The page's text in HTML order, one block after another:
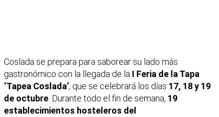
Coslada se prepara para saborear su lado más
gastronómico con la llegada de la I Feria de la Tapa
‘Tapea Coslada’, que se celebrará los días 17, 18 y 19
de octubre. Durante todo el fin de semana, 19
establecimientos hosteleros del